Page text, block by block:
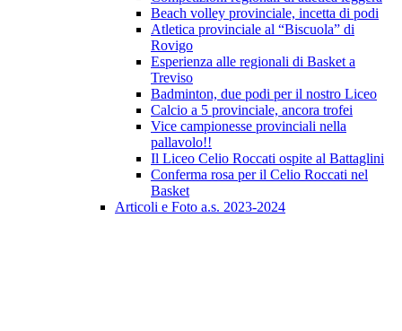
Beach volley provinciale, incetta di podi
Atletica provinciale al “Biscuola” di
Rovigo
Esperienza alle regionali di Basket a
Treviso
Badminton, due podi per il nostro Liceo
Calcio a 5 provinciale, ancora trofei
Vice campionesse provinciali nella
pallavolo!!
Il Liceo Celio Roccati ospite al Battaglini
Conferma rosa per il Celio Roccati nel
Basket
Articoli e Foto a.s. 2023-2024